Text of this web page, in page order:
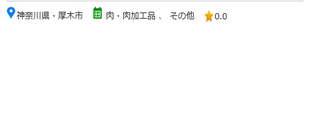
神奈川県・厚木市 肉・肉加工品 、 その他 0.0